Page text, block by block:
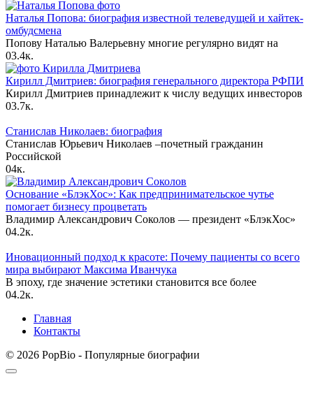
Наталья Попова: биография известной телеведущей и хайтек-
омбудсмена
Попову Наталью Валерьевну многие регулярно видят на
03.4к.
Кирилл Дмитриев: биография генерального директора РФПИ
Кирилл Дмитриев принадлежит к числу ведущих инвесторов
03.7к.
Станислав Николаев: биография
Станислав Юрьевич Николаев –почетный гражданин
Российской
04к.
Основание «БлэкХос»: Как предпринимательское чутье
помогает бизнесу процветать
Владимир Александрович Соколов — президент «БлэкХос»
04.2к.
Иновационный подход к красоте: Почему пациенты со всего
мира выбирают Максима Иванчука
В эпоху, где значение эстетики становится все более
04.2к.
Главная
Контакты
© 2026 PopBio - Популярные биографии